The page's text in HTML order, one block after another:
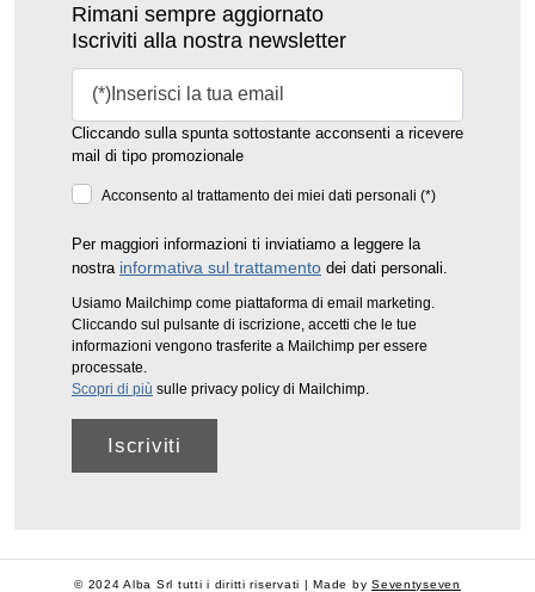
Rimani sempre aggiornato
Iscriviti alla nostra newsletter
Cliccando sulla spunta sottostante acconsenti a ricevere
mail di tipo promozionale
Acconsento al trattamento dei miei dati personali (*)
Per maggiori informazioni ti inviatiamo a leggere la
nostra informativa sul trattamento dei dati personali.
Usiamo Mailchimp come piattaforma di email marketing.
Cliccando sul pulsante di iscrizione, accetti che le tue
informazioni vengono trasferite a Mailchimp per essere
processate.
Scopri di più sulle privacy policy di Mailchimp.
© 2024 Alba Srl tutti i diritti riservati | Made bySeventyseven